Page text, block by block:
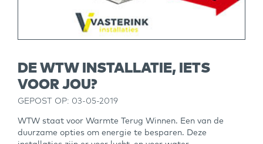
DE WTW INSTALLATIE, IETS
VOOR JOU?
GEPOST OP: 03-05-2019
WTW staat voor Warmte Terug Winnen. Een van de
duurzame opties om energie te besparen. Deze